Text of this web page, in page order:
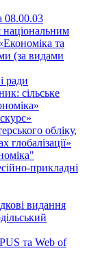
08.00.03
національним
та
(за видами
ради
сільське
обліку,
глобалізації»
прикладні
видання
та Web of